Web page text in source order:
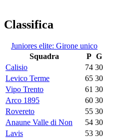
Classifica
Juniores elite: Girone unico
Squadra
P G
Calisio
74 30
Levico Terme
65 30
Vipo Trento
61 30
Arco 1895
60 30
Rovereto
55 30
Anaune Valle di Non
54 30
Lavis
53 30